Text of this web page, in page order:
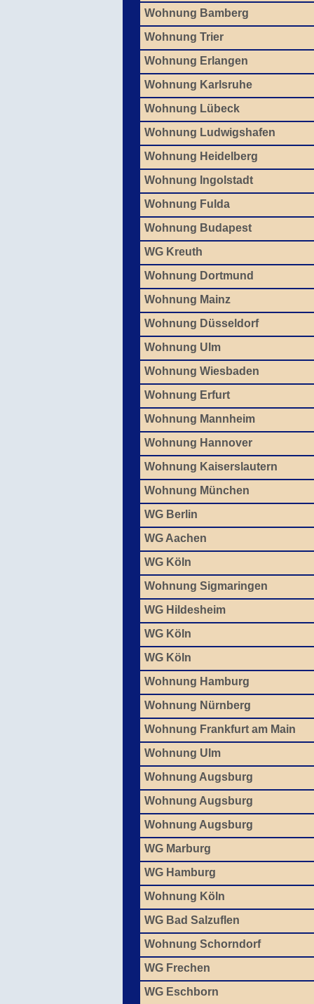
Wohnung Bamberg
Wohnung Trier
Wohnung Erlangen
Wohnung Karlsruhe
Wohnung Lübeck
Wohnung Ludwigshafen
Wohnung Heidelberg
Wohnung Ingolstadt
Wohnung Fulda
Wohnung Budapest
WG Kreuth
Wohnung Dortmund
Wohnung Mainz
Wohnung Düsseldorf
Wohnung Ulm
Wohnung Wiesbaden
Wohnung Erfurt
Wohnung Mannheim
Wohnung Hannover
Wohnung Kaiserslautern
Wohnung München
WG Berlin
WG Aachen
WG Köln
Wohnung Sigmaringen
WG Hildesheim
WG Köln
WG Köln
Wohnung Hamburg
Wohnung Nürnberg
Wohnung Frankfurt am Main
Wohnung Ulm
Wohnung Augsburg
Wohnung Augsburg
Wohnung Augsburg
WG Marburg
WG Hamburg
Wohnung Köln
WG Bad Salzuflen
Wohnung Schorndorf
WG Frechen
WG Eschborn